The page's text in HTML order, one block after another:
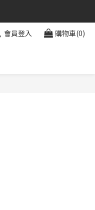
會員登入 購物車(0)